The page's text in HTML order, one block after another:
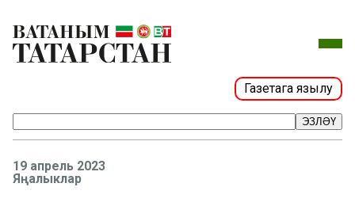
Газетага язылу
ЭЗЛӘҮ
19 апрель 2023
Яңалыклар